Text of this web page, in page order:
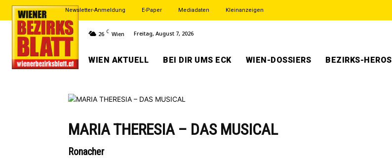
Newsletter-Anmeldung E-Paper Mediadaten Kleinanzeigen
26 C Wien Freitag, August 7, 2026
WIEN AKTUELL BEI DIR UMS ECK WIEN-DOSSIERS BEZIRKS-HEROS
MARIA THERESIA – DAS MUSICAL
Ronacher